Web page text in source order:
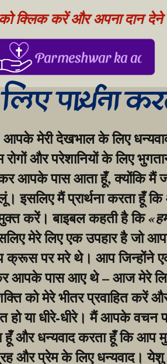
क्लिक करें और अपना दान
Parmeshwar ka
प्रार्थना
आपके मेरी देखभाल के लिए
और परेशानियों के लिए
आपके पास आता हूँ, क्योंकि मैं
इसलिए मैं प्रार्थना करता हूँ
करें। बाइबल कहती है कि
मेरे लिए एक उपहार है जो
पर मरे थे। आप जिन्होंने
आपके पास आए थे – आज मेरे
को मेरे भीतर प्रवाहित करें
हो या धीरे-धीरे। मैं आपके
हूँ और धन्यवाद करता हूँ कि
और प्रेम के लिए धन्यवाद।